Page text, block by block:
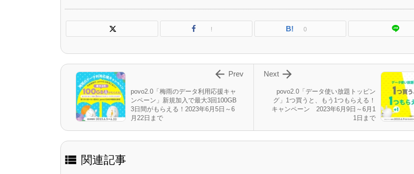
! B! 0
povo2.0「データ使い放題トッピン
グ」1つ買うと、もう1つもらえる！
キャンペーン 2023年6月9日～6月1
1日まで

Next
povo2.0「梅雨のデータ利用応援キャ
ンペーン」新規加入で最大3回100GB
3日間がもらえる！2023年6月5日～6
月22日まで
 Prev
 関連記事